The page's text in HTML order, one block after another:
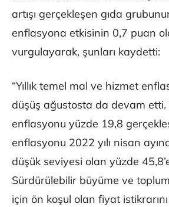
artışı gerçekleşen gıda
enflasyona etkisinin 0,7 puan
vurgulayarak, şunları kaydetti:
“Yıllık temel mal ve hizmet
düşüş ağustosta da devam etti.
enflasyonu yüzde 19,8
enflasyonu 2022 yılı nisan
düşük seviyesi olan yüzde
Sürdürülebilir büyüme ve
için ön koşul olan fiyat istikrarını